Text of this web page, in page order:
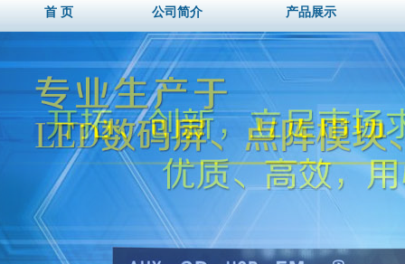
首 页 公司简介 产品展示